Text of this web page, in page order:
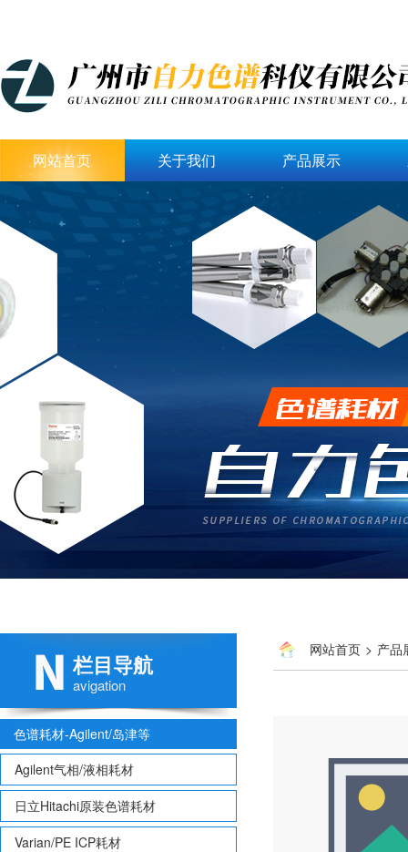
网站首页 关于我们 产品展示
栏目导航
avigation
色谱耗材-Agilent/岛津等
Agilent气相/液相耗材
日立Hitachi原装色谱耗材
Varian/PE ICP耗材
网站首页 > 产品